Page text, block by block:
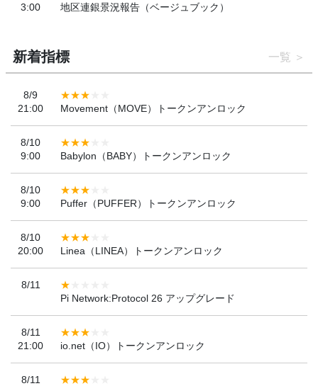
3:00
地区連銀景況報告（ベージュブック）
新着指標 一覧
8/9
21:00
Movement（MOVE）トークンアンロック
8/10
9:00
Babylon（BABY）トークンアンロック
8/10
9:00
Puffer（PUFFER）トークンアンロック
8/10
20:00
Linea（LINEA）トークンアンロック
8/11
Pi Network:Protocol 26 アップグレード
8/11
21:00
io.net（IO）トークンアンロック
8/11